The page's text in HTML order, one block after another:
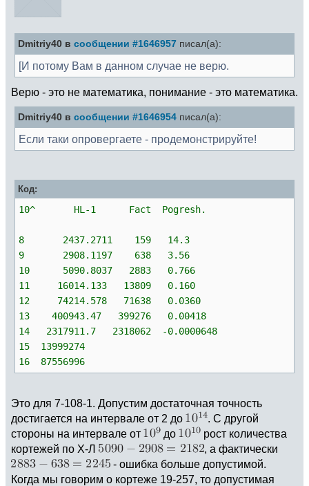
Dmitriy40 в сообщении #1646957 писал(а):
[И потому Вам в данном случае не верю.
Верю - это не математика, понимание - это математика.
Dmitriy40 в сообщении #1646954 писал(а):
Если таки опровергаете - продемонстрируйте!
Код:
10^ HL-1 Fact Pogresh.
8 2437.2711 159 14.3
9 2908.1197 638 3.56
10 5090.8037 2883 0.766
11 16014.133 13809 0.160
12 74214.578 71638 0.0360
13 400943.47 399276 0.00418
14 2317911.7 2318062 -0.0000648
15 13999274
16 87556996
Это для 7-108-1. Допустим достаточная точность
достигается на интервале от 2 до
. С другой
стороны на интервале от
до
рост количества
кортежей по Х-Л
, а фактически
- ошибка больше допустимой.
Когда мы говорим о кортеже 19-257, то допустимая